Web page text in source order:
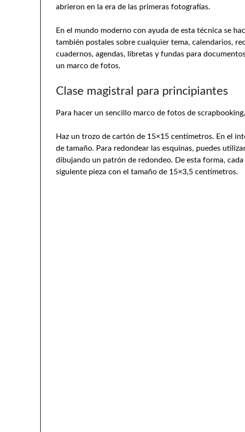
abrieron en la era de las primeras fotografías.
En el mundo moderno con ayuda de esta técnica se
también postales sobre cualquier tema, calendarios,
cuadernos, agendas, libretas y fundas para
un marco de fotos.
Clase magistral para principiantes
Para hacer un sencillo marco de fotos de scrapbooking,
Haz un trozo de cartón de 15×15 centímetros. En el
de tamaño. Para redondear las esquinas, puedes
dibujando un patrón de redondeo. De esta forma,
siguiente pieza con el tamaño de 15×3,5 centímetros.